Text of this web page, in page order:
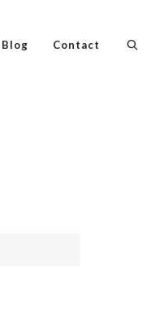
Blog Contact